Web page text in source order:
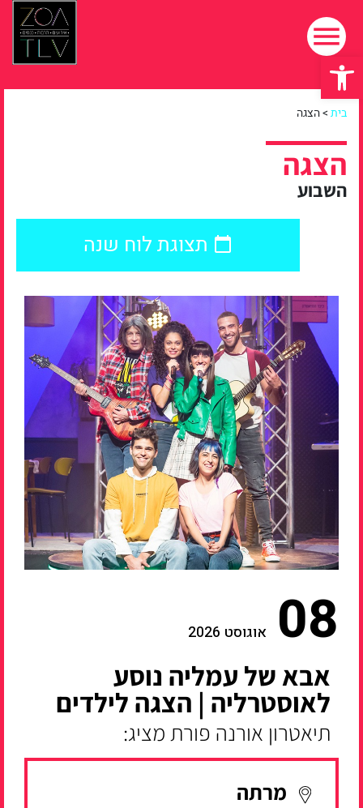
פתח סרגל נגישות
בית>הצגה
הצגה
השבוע
תצוגת לוח שנה
08 אוגוסט 2026
אבא של עמליה נוסע
לאוסטרליה | הצגה לילדים
תיאטרון אורנה פורת מציג:
מרתה